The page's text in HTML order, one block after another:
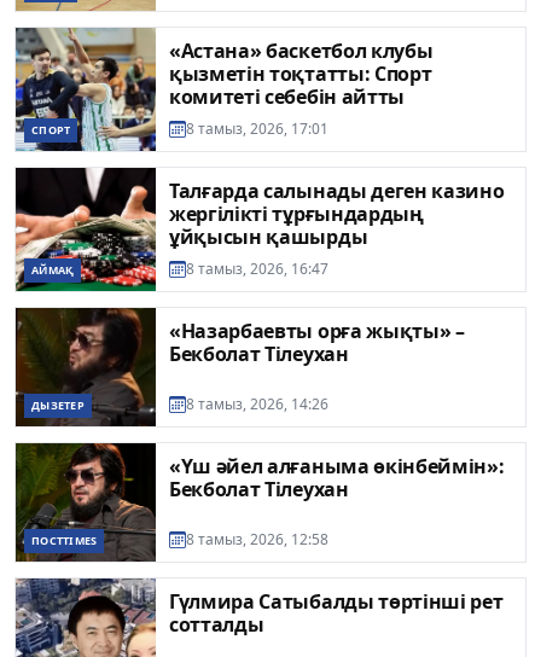
СПОРТ
«Астана» баскетбол клубы
қызметін тоқтатты: Спорт
комитеті себебін айтты
8 тамыз, 2026, 17:01
АЙМАҚ
Талғарда салынады деген казино
жергілікті тұрғындардың
ұйқысын қашырды
8 тамыз, 2026, 16:47
ДЫЗЕТЕР
«Назарбаевты орға жықты» –
Бекболат Тілеухан
8 тамыз, 2026, 14:26
ПОСТTIMES
«Үш әйел алғаныма өкінбеймін»:
Бекболат Тілеухан
8 тамыз, 2026, 12:58
Гүлмира Сатыбалды төртінші рет
сотталды